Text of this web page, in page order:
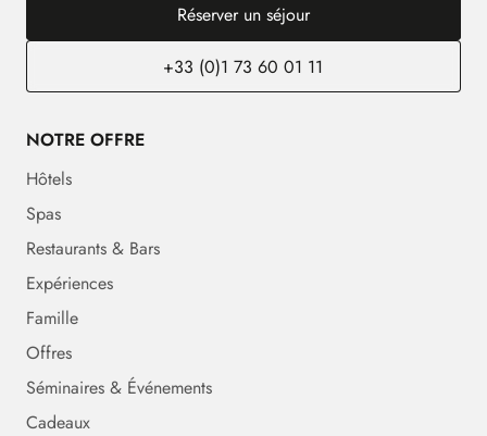
Réserver un séjour
+33 (0)1 73 60 01 11
NOTRE OFFRE
Hôtels
Spas
Restaurants & Bars
Expériences
Famille
Offres
Séminaires & Événements
Cadeaux